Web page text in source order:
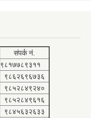
संपर्क नं.
९८१७७८९३११
९८६२६९६७३६
९८५२८४९२४०
९८५२८४९६१६
९८४५६३२६३३